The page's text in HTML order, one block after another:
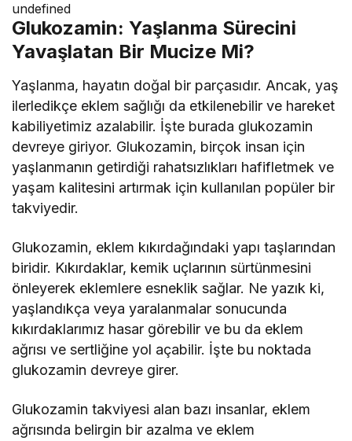
undefined
Glukozamin: Yaşlanma Sürecini
Yavaşlatan Bir Mucize Mi?
Yaşlanma, hayatın doğal bir parçasıdır. Ancak, yaş
ilerledikçe eklem sağlığı da etkilenebilir ve hareket
kabiliyetimiz azalabilir. İşte burada glukozamin
devreye giriyor. Glukozamin, birçok insan için
yaşlanmanın getirdiği rahatsızlıkları hafifletmek ve
yaşam kalitesini artırmak için kullanılan popüler bir
takviyedir.
Glukozamin, eklem kıkırdağındaki yapı taşlarından
biridir. Kıkırdaklar, kemik uçlarının sürtünmesini
önleyerek eklemlere esneklik sağlar. Ne yazık ki,
yaşlandıkça veya yaralanmalar sonucunda
kıkırdaklarımız hasar görebilir ve bu da eklem
ağrısı ve sertliğine yol açabilir. İşte bu noktada
glukozamin devreye girer.
Glukozamin takviyesi alan bazı insanlar, eklem
ağrısında belirgin bir azalma ve eklem